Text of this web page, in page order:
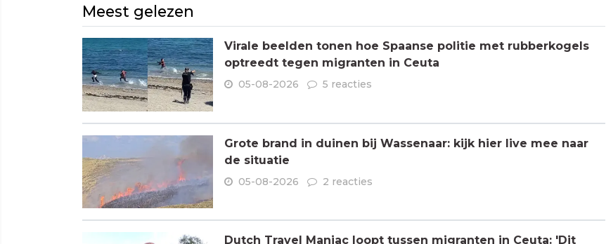
Meest gelezen
Virale beelden tonen hoe Spaanse politie met rubberkogels
optreedt tegen migranten in Ceuta
05-08-2026 5 reacties
Grote brand in duinen bij Wassenaar: kijk hier live mee naar
de situatie
05-08-2026 2 reacties
Dutch Travel Maniac loopt tussen migranten in Ceuta: 'Dit